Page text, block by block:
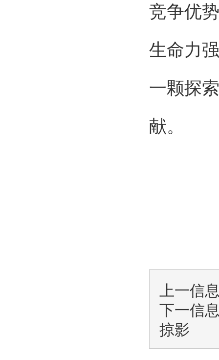
竞争优
生命力
一颗探
献。
上一信
下一信
掠影